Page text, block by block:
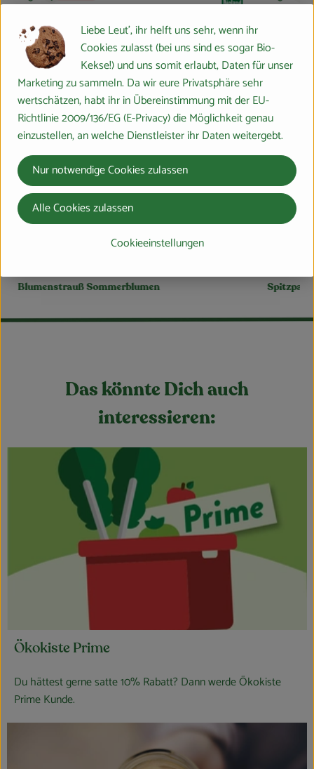
Produkt zum Warenkorb hinzufügen
, Preis:
Das könnte Dich auch
interessieren:
Ökokiste Prime
Du hättest gerne satte 10% Rabatt? Dann werde Ökokiste
Prime Kunde.
Liebe Leut', ihr helft uns sehr, wenn ihr
Cookies zulasst (bei uns sind es sogar Bio-
Kekse!) und uns somit erlaubt, Daten für unser
Marketing zu sammeln. Da wir eure Privatsphäre sehr
wertschätzen, habt ihr in Übereinstimmung mit der EU-
Richtlinie 2009/136/EG (E-Privacy) die Möglichkeit genau
einzustellen, an welche Dienstleister ihr Daten weitergebt.
Cookieeinstellungen
Nur notwendige Cookies zulassen
Alle Cookies zulassen